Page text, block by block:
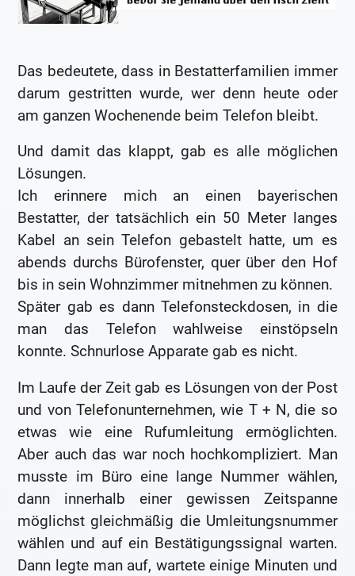
Das bedeutete, dass in Bestatterfamilien immer
darum gestritten wurde, wer denn heute oder
am ganzen Wochenende beim Telefon bleibt.
Und damit das klappt, gab es alle möglichen
Lösungen.
Ich erinnere mich an einen bayerischen
Bestatter, der tatsächlich ein 50 Meter langes
Kabel an sein Telefon gebastelt hatte, um es
abends durchs Bürofenster, quer über den Hof
bis in sein Wohnzimmer mitnehmen zu können.
Später gab es dann Telefonsteckdosen, in die
man das Telefon wahlweise einstöpseln
konnte. Schnurlose Apparate gab es nicht.
Im Laufe der Zeit gab es Lösungen von der Post
und von Telefonunternehmen, wie T + N, die so
etwas wie eine Rufumleitung ermöglichten.
Aber auch das war noch hochkompliziert. Man
musste im Büro eine lange Nummer wählen,
dann innerhalb einer gewissen Zeitspanne
möglichst gleichmäßig die Umleitungsnummer
wählen und auf ein Bestätigungssignal warten.
Dann legte man auf, wartete einige Minuten und